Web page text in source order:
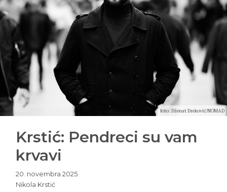
foto: Dženat Dreković/NOMAD
Krstić: Pendreci su vam
krvavi
20. novembra 2025.
Nikola Krstić